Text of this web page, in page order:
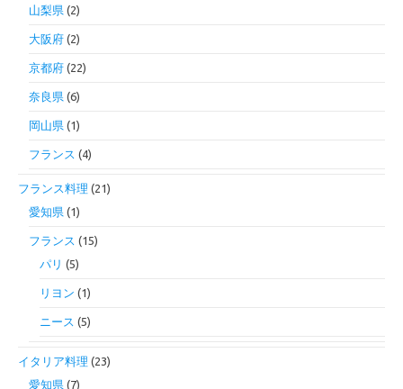
山梨県 (2)
大阪府 (2)
京都府 (22)
奈良県 (6)
岡山県 (1)
フランス (4)
フランス料理 (21)
愛知県 (1)
フランス (15)
パリ (5)
リヨン (1)
ニース (5)
イタリア料理 (23)
愛知県 (7)